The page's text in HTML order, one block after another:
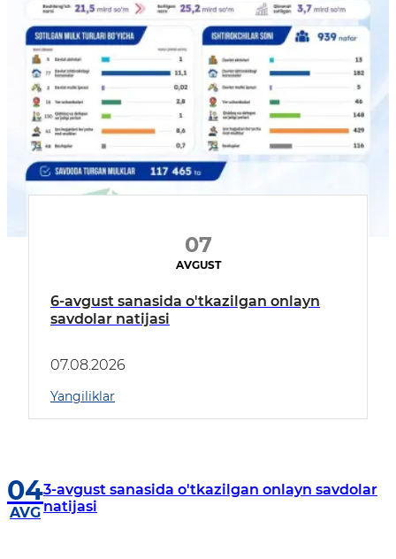
07
AVGUST
6-avgust sanasida o'tkazilgan onlayn
savdolar natijasi
07.08.2026
Yangiliklar
04
AVG
3-avgust sanasida o'tkazilgan onlayn savdolar
natijasi